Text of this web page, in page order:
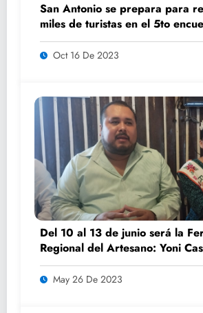
San Antonio se prepara para
miles de turistas en el 5to
K’AILEM
Oct 16 De 2023
Del 10 al 13 de junio será la
Regional del Artesano: Yoni
May 26 De 2023